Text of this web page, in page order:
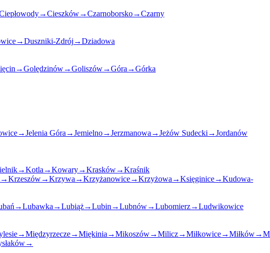
→Cieszków→Czarnoborsko→Czarny
→Duszniki-Zdrój →Dziadowa
→Golędzinów→Goliszów→Góra →Górka
→Jelenia Góra →Jemielno→Jerzmanowa →Jeżów Sudecki →Jordanów
→Kotla →Kowary→Krasków→Kraśnik
→Krzeszów→Krzywa →Krzyżanowice→Krzyżowa →Księginice→Kudowa-
→Lubawka →Lubiąż→Lubin →Lubnów→Lubomierz→Ludwikowice
→Międzyrzecze→Miękinia →Mikoszów→Milicz→Miłkowice→Miłków→
→